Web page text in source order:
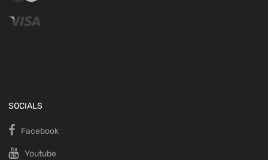
SOCIALS
Facebook
Youtube